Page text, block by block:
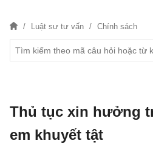
Luật sư tư vấn Chính sách
Thủ tục xin hưởng
em khuyết tật